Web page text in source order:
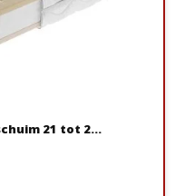
21 tot 2...